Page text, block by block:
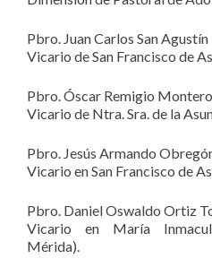
Pbro. Juan Carlos San Agustín
Vicario de San Francisco de
Pbro. Óscar Remigio
Vicario de Ntra. Sra. de la
Pbro. Jesús Armando
Vicario en San Francisco de
Pbro. Daniel Oswaldo Ortiz
Vicario en María
Mérida).